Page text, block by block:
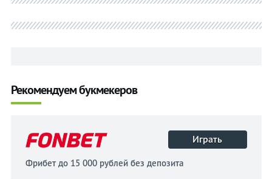
Рекомендуем букмекеров
Играть
Фрибет до 15 000 рублей без депозита